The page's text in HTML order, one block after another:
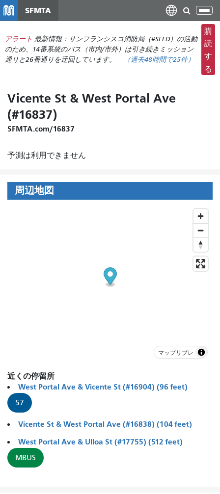
コ
ン
テ
に
SFMTA
ナ
ビ
ゲ
ー
シ
ョ
アラート 最新情報：サンフランシスコ消防局（#SFFD）の活動
のため、14番系統のバス（市内/市外）は引き続きミッション
通りと26番通りを迂回しています。
（過去48時間で25件）
購
読
す
る
Vicente St & West Portal Ave
(#16837)
SFMTA.com/16837
予測は利用できません
周辺地図
マップリブレ
近くの停留所
West Portal Ave & Vicente St (#16904) (96 feet)
57
Vicente St & West Portal Ave (#16838) (104 feet)
West Portal Ave & Ulloa St (#17755) (512 feet)
MBUS